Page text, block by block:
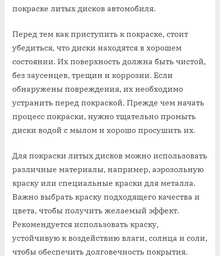
покраске литых дисков автомобиля.
Перед тем как приступить к покраске, стоит
убедиться, что диски находятся в хорошем
состоянии. Их поверхность должна быть чистой,
без заусенцев, трещин и коррозии. Если
обнаружены повреждения, их необходимо
устранить перед покраской. Прежде чем начать
процесс покраски, нужно тщательно промыть
диски водой с мылом и хорошо просушить их.
Для покраски литых дисков можно использовать
различные материалы, например, аэрозольную
краску или специальные краски для металла.
Важно выбрать краску подходящего качества и
цвета, чтобы получить желаемый эффект.
Рекомендуется использовать краску,
устойчивую к воздействию влаги, солнца и соли,
чтобы обеспечить долговечность покрытия.